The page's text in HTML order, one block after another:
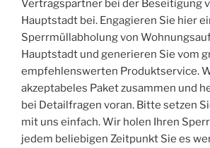
Vertragspartner bei der Beseitigung
Hauptstadt bei. Engagieren Sie hier
Sperrmüllabholung von
Hauptstadt und generieren Sie vom
empfehlenswerten Produktservice.
akzeptabeles Paket zusammen und
bei Detailfragen voran. Bitte setzen
mit uns einfach. Wir holen Ihren
jedem beliebigen Zeitpunkt Sie es